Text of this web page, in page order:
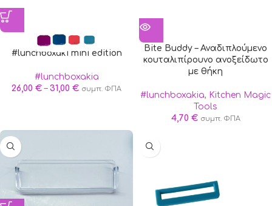
#lunchboxaki mini edition
#lunchboxakia
26,00 € – 31,00 € συμπ. ΦΠΑ
Bite Buddy – Αναδιπλούμενο
κουταλιπίρουνο ανοξείδωτο
με θήκη
#lunchboxakia, Kitchen Magic
Tools
4,70 € συμπ. ΦΠΑ